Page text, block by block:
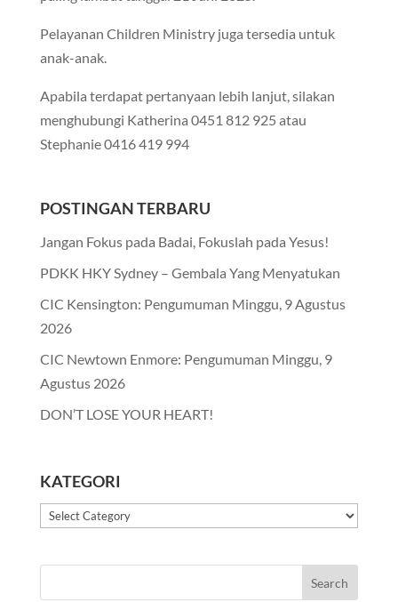
Pelayanan Children Ministry juga tersedia untuk
anak-anak.
Apabila terdapat pertanyaan lebih lanjut, silakan
menghubungi Katherina 0451 812 925 atau
Stephanie 0416 419 994
POSTINGAN TERBARU
Jangan Fokus pada Badai, Fokuslah pada Yesus!
PDKK HKY Sydney – Gembala Yang Menyatukan
CIC Kensington: Pengumuman Minggu, 9 Agustus
2026
CIC Newtown Enmore: Pengumuman Minggu, 9
Agustus 2026
DON’T LOSE YOUR HEART!
KATEGORI
Kategori